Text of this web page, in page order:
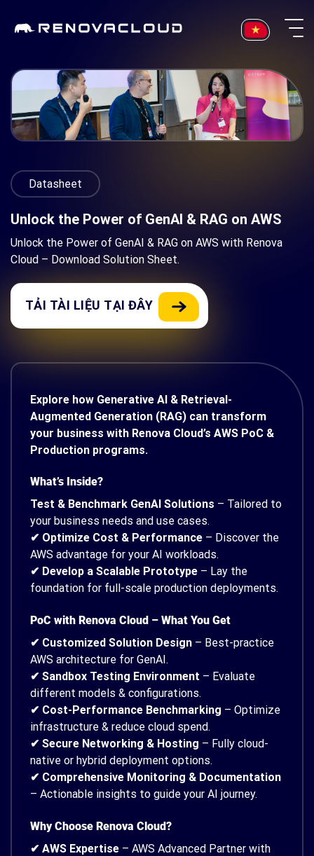
Datasheet
Unlock the Power of GenAI & RAG on AWS
Unlock the Power of GenAI & RAG on AWS with Renova
Cloud – Download Solution Sheet.
TẢI TÀI LIỆU TẠI ĐÂY
Explore how Generative AI & Retrieval-
Augmented Generation (RAG) can transform
your business with Renova Cloud’s AWS PoC &
Production programs.
What’s Inside?
Test & Benchmark GenAI Solutions – Tailored to
your business needs and use cases.
✔ Optimize Cost & Performance – Discover the
AWS advantage for your AI workloads.
✔ Develop a Scalable Prototype – Lay the
foundation for full-scale production deployments.
PoC with Renova Cloud – What You Get
✔ Customized Solution Design – Best-practice
AWS architecture for GenAI.
✔ Sandbox Testing Environment – Evaluate
different models & configurations.
✔ Cost-Performance Benchmarking – Optimize
infrastructure & reduce cloud spend.
✔ Secure Networking & Hosting – Fully cloud-
native or hybrid deployment options.
✔ Comprehensive Monitoring & Documentation
– Actionable insights to guide your AI journey.
Why Choose Renova Cloud?
✔ AWS Expertise – AWS Advanced Partner with